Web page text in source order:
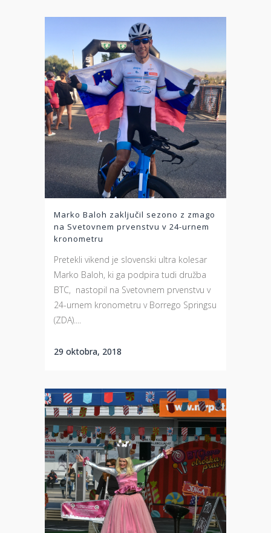
Marko Baloh zaključil sezono z zmago
na Svetovnem prvenstvu v 24-urnem
kronometru
Pretekli vikend je slovenski ultra kolesar
Marko Baloh, ki ga podpira tudi družba
BTC, nastopil na Svetovnem prvenstvu v
24-urnem kronometru v Borrego Springsu
(ZDA)....
29 oktobra, 2018